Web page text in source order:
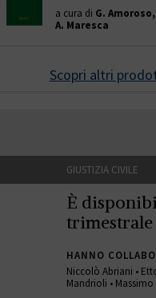
a cura di G.
A. Maresca
Scopri altri
GIUSTIZIA CIVILE
È
HANNO
Niccolò Abriani •
Mandrioli •